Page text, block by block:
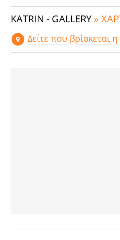
KATRIN - GALLERY »
Δείτε που βρίσκεται